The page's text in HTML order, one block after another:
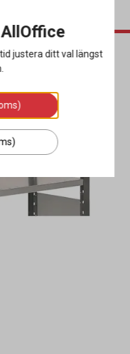
justera ditt val längst